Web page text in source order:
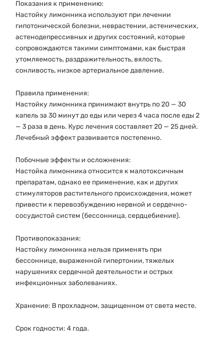
Показания к применению:
Настойку лимонника используют при лечении
гипотонической болезни, неврастении, астенических,
астенодепрессивных и других состояний, которые
сопровождаются такими симптомами, как быстрая
утомляемость, раздражительность, вялость,
сонливость, низкое артериальное давление.
Правила применения:
Настойку лимонника принимают внутрь по 20 — 30
капель за 30 минут до еды или через 4 часа после еды 2
— 3 раза в день. Курс лечения составляет 20 — 25 дней.
Лечебный эффект развивается постепенно.
Побочные эффекты и осложнения:
Настойка лимонника относится к малотоксичным
препаратам, однако ее применение, как и других
стимуляторов растительного происхождения, может
привести к перевозбуждению нервной и сердечно-
сосудистой систем (бессонница, сердцебиение).
Противопоказания:
Настойку лимонника нельзя применять при
бессоннице, выраженной гипертонии, тяжелых
нарушениях сердечной деятельности и острых
инфекционных заболеваниях.
Хранение: В прохладном, защищенном от света месте.
Срок годности: 4 года.